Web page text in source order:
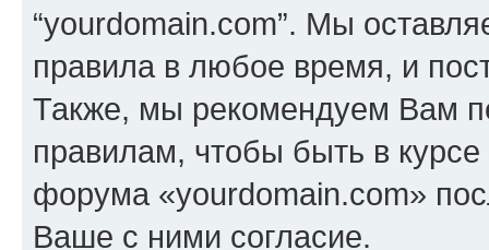
“yourdomain.com”. Мы
правила в любое время, и
Также, мы рекомендуем Вам
правилам, чтобы быть в
форума «yourdomain.com»
Ваше с ними согласие.